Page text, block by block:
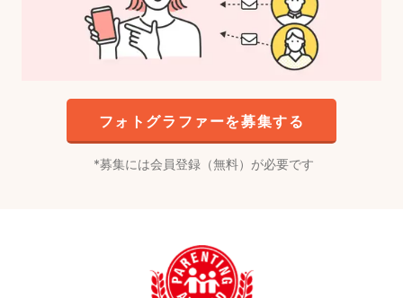
フォトグラファーを募集する
募集には会員登録（無料）が必要です